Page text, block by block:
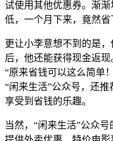
试使用其他优惠券。渐
低，一个月下来，竟然省
更让小李意想不到的是
后，他还能获得现金返现
“原来省钱可以这么简单
“闲来生活”公众号，还
享受到省钱的乐趣。
当然，“闲来生活”公众